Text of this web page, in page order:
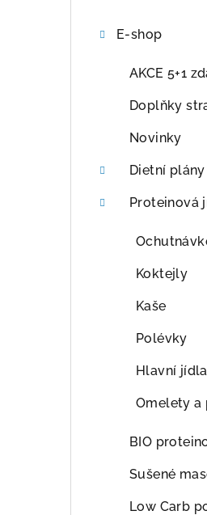
E-shop
AKCE 5+1
Doplňky
Novinky
Dietní plány
Proteinová
Koktejly
Kaše
Polévky
Hlavní jídla
Omelety a
BIO
Sušené
Low Carb